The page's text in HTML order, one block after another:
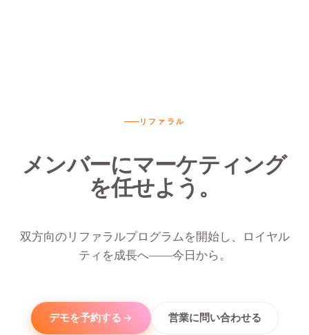
リファラル
メンバーにマーケティング
を任せよう。
双方向のリファラルプログラムを開始し、ロイヤル
ティを成長へ——今日から。
デモを予約する 営業に問い合わせる